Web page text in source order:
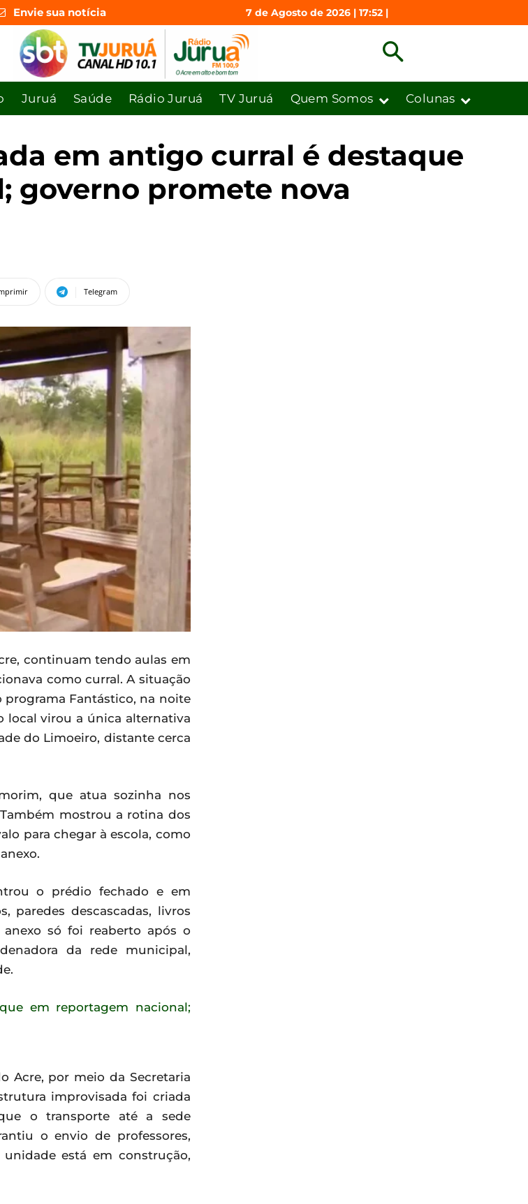
Envie sua notícia 7 de Agosto de 2026 | 17:52 |
Juruá Saúde Rádio Juruá TV Juruá Quem Somos Colunas
em antigo curral é destaque
governo promete nova
Telegram
continuam tendo aulas em
como curral. A situação
Fantástico, na noite
local virou a única alternativa
do Limoeiro, distante cerca
que atua sozinha nos
mostrou a rotina dos
para chegar à escola, como
o prédio fechado e em
paredes descascadas, livros
só foi reaberto após o
da rede municipal,
Acre, por meio da Secretaria
improvisada foi criada
o transporte até a sede
o envio de professores,
está em construção,